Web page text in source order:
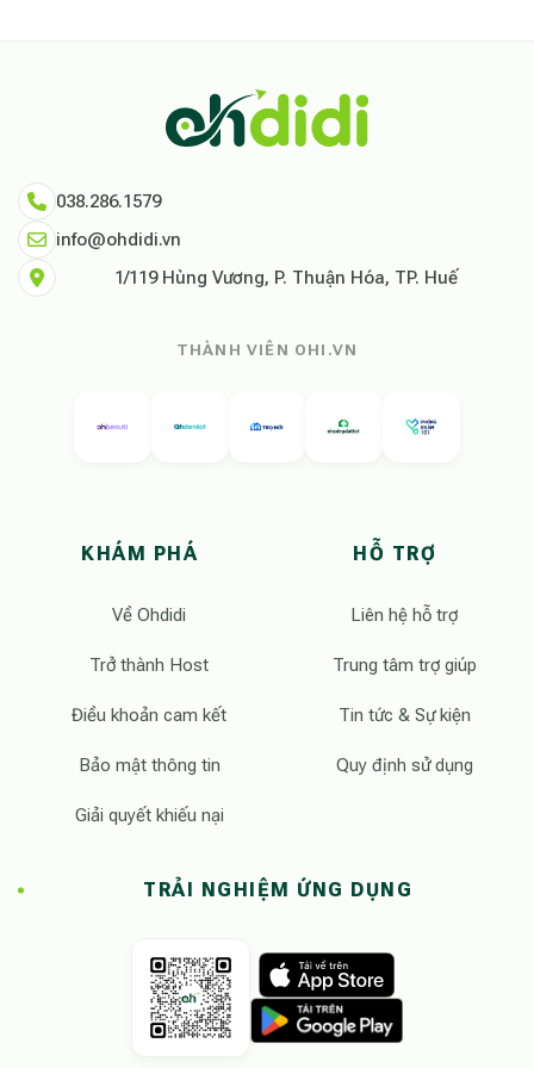
038.286.1579
info@ohdidi.vn
1/119 Hùng Vương, P. Thuận Hóa, TP. Huế
THÀNH VIÊN OHI.VN
KHÁM PHÁ
Về Ohdidi
Trở thành Host
Điều khoản cam kết
Bảo mật thông tin
Giải quyết khiếu nại
HỖ TRỢ
Liên hệ hỗ trợ
Trung tâm trợ giúp
Tin tức & Sự kiện
Quy định sử dụng
TRẢI NGHIỆM ỨNG DỤNG